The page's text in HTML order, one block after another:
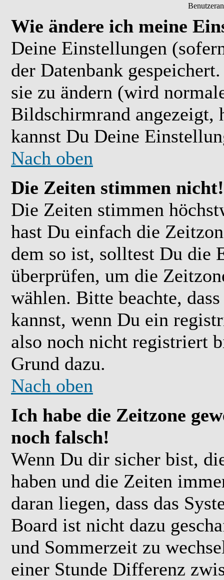
Wie ändere ich meine
Deine Einstellungen
der Datenbank
sie zu ändern (wird
Bildschirmrand angezeigt,
kannst Du Deine
Nach oben
Die Zeiten stimmen nicht!
Die Zeiten stimmen
hast Du einfach die
dem so ist, solltest Du die
überprüfen, um die
wählen. Bitte beachte,
kannst, wenn Du ein
also noch nicht registriert
Grund dazu.
Nach oben
Ich habe die Zeitzone
noch falsch!
Wenn Du dir sicher bist,
haben und die Zeiten
daran liegen, dass das
Board ist nicht dazu
und Sommerzeit zu
einer Stunde Differenz